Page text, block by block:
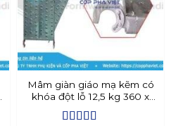
Mâm giàn giáo mạ kẽm có
khóa đột lỗ 12,5 kg 360 x